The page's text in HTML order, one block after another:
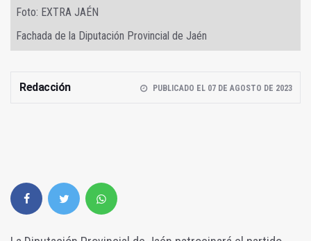
Foto: EXTRA JAÉN
Fachada de la Diputación Provincial de Jaén
Redacción PUBLICADO EL 07 DE AGOSTO DE 2023